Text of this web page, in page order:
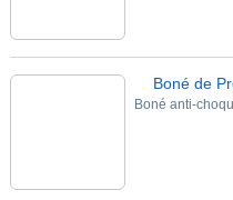
Boné de
Boné anti-